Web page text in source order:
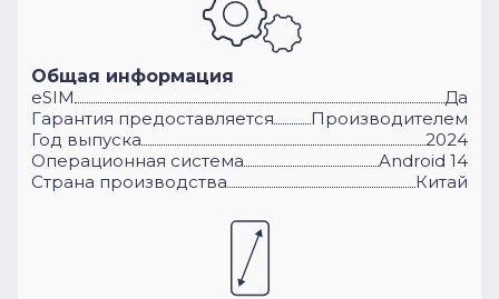
Общая информация
eSIM
Да
Гарантия предоставляется
Производителем
Год выпуска
2024
Операционная система
Android 14
Cтрана производства
Китай